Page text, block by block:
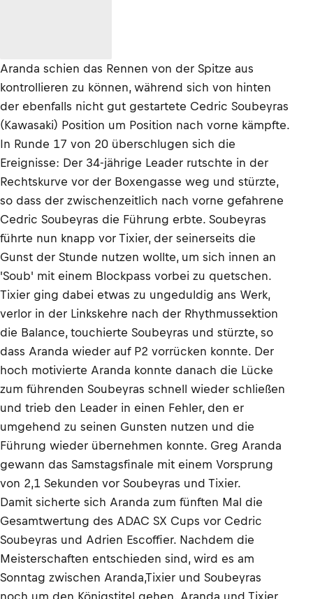
Aranda schien das Rennen von der Spitze aus
kontrollieren zu können, während sich von hinten
der ebenfalls nicht gut gestartete Cedric Soubeyras
(Kawasaki) Position um Position nach vorne kämpfte.
In Runde 17 von 20 überschlugen sich die
Ereignisse: Der 34-jährige Leader rutschte in der
Rechtskurve vor der Boxengasse weg und stürzte,
so dass der zwischenzeitlich nach vorne gefahrene
Cedric Soubeyras die Führung erbte. Soubeyras
führte nun knapp vor Tixier, der seinerseits die
Gunst der Stunde nutzen wollte, um sich innen an
'Soub' mit einem Blockpass vorbei zu quetschen.
Tixier ging dabei etwas zu ungeduldig ans Werk,
verlor in der Linkskehre nach der Rhythmussektion
die Balance, touchierte Soubeyras und stürzte, so
dass Aranda wieder auf P2 vorrücken konnte. Der
hoch motivierte Aranda konnte danach die Lücke
zum führenden Soubeyras schnell wieder schließen
und trieb den Leader in einen Fehler, den er
umgehend zu seinen Gunsten nutzen und die
Führung wieder übernehmen konnte. Greg Aranda
gewann das Samstagsfinale mit einem Vorsprung
von 2,1 Sekunden vor Soubeyras und Tixier.
Damit sicherte sich Aranda zum fünften Mal die
Gesamtwertung des ADAC SX Cups vor Cedric
Soubeyras und Adrien Escoffier. Nachdem die
Meisterschaften entschieden sind, wird es am
Sonntag zwischen Aranda,Tixier und Soubeyras
noch um den Königstitel gehen. Aranda und Tixier